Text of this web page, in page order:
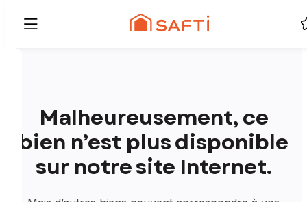
Malheureusement, ce
bien n’est plus disponible
sur notre site Internet.